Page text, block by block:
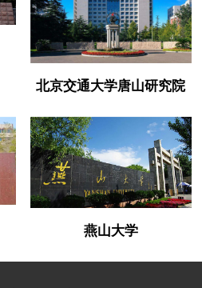
北京交通大学唐山研究院
燕山大学